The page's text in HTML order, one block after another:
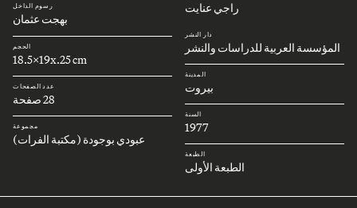
راجي عنايت
دار النشر
المؤسسة العربية للدراسات والنشر
المدينة
بيروت
السنة
1977
الطبعة
الطبعة الأولى
رسوم الداخل
بهجت عثمان
الحجم
18.5x19x.25 cm
عدد الصفحات
28 صفحة
مجموعة
عبودي بوجودة (مكتبة الفرات)